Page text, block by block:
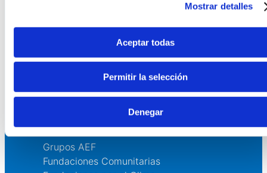
Mostrar detalles
Aceptar todas
Permitir la selección
Denegar
Asesoría
Formación y eventos
Convocatoria de Fundaciones
Grupos AEF
Fundaciones Comunitarias